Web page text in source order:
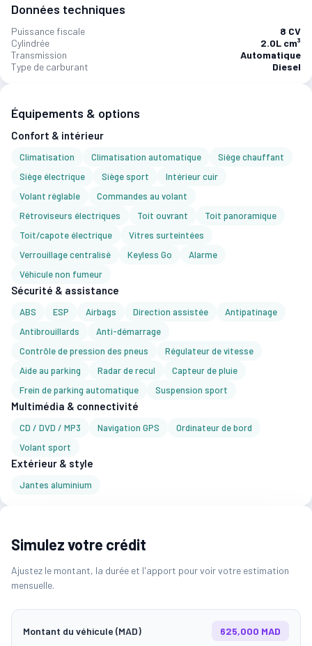
Données techniques
Puissance fiscale
8 CV
Cylindrée
2.0L cm³
Transmission
Automatique
Type de carburant
Diesel
Équipements & options
Confort & intérieur
Climatisation Climatisation automatique
Siège chauffant
Siège électrique
Siège sport
Intérieur cuir
Volant réglable
Commandes au volant
Rétroviseurs électriques
Toit ouvrant
Toit panoramique
Toit/capote électrique
Vitres surteintées
Verrouillage centralisé
Keyless Go
Alarme
Véhicule non fumeur
Sécurité & assistance
ABS ESP Airbags Direction assistée
Antipatinage
Antibrouillards
Anti-démarrage
Contrôle de pression des pneus
Régulateur de vitesse
Aide au parking
Radar de recul
Capteur de pluie
Frein de parking automatique
Suspension sport
Multimédia & connectivité
CD / DVD / MP3 Navigation GPS
Ordinateur de bord
Volant sport
Extérieur & style
Jantes aluminium
Simulez votre crédit
Ajustez le montant, la durée et l'apport pour voir votre estimation
mensuelle.
Montant du véhicule (MAD) 625,000 MAD